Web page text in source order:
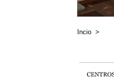
Incio >